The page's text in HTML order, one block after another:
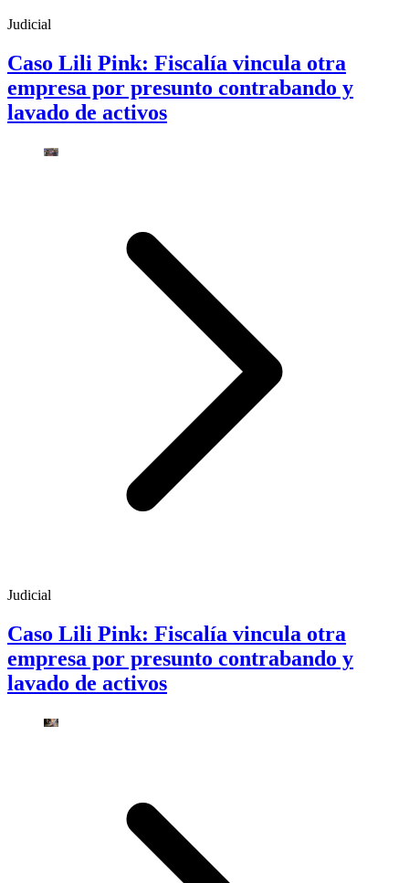
Judicial
Caso Lili Pink: Fiscalía vincula otra
empresa por presunto contrabando y
lavado de activos
Judicial
Caso Lili Pink: Fiscalía vincula otra
empresa por presunto contrabando y
lavado de activos